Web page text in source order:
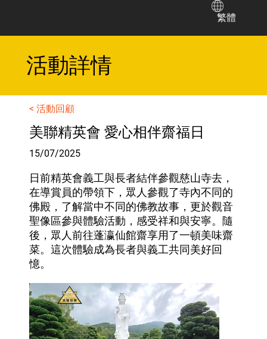
繁體
​活動詳情
日前精英會義工與長者結伴參觀慈山寺去，
在導賞員的帶領下，眾人參觀了寺內不同的
佛殿，了解當中不同的佛教故事，更於觀音
聖像區參與體驗活動，感受祥和與安寧。隨
後，眾人前往蓬瀛仙館齋享用了一頓美味齋
菜。這次體驗成為長者與義工共同美好回
憶。
15/07/2025
美聯精英會 愛心相伴齋福日
< 活動回顧